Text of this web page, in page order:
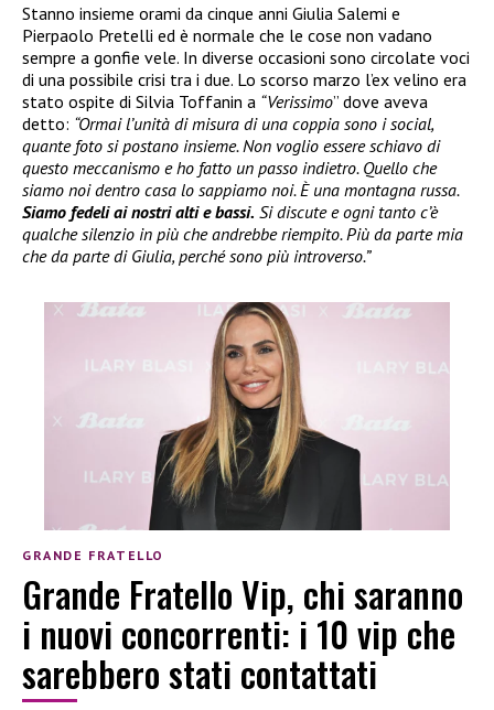
Stanno insieme orami da cinque anni Giulia Salemi e
Pierpaolo Pretelli ed è normale che le cose non vadano
sempre a gonfie vele. In diverse occasioni sono circolate voci
di una possibile crisi tra i due. Lo scorso marzo l’ex velino era
stato ospite di Silvia Toffanin a “Verissimo” dove aveva
detto: “Ormai l’unità di misura di una coppia sono i social,
quante foto si postano insieme. Non voglio essere schiavo di
questo meccanismo e ho fatto un passo indietro. Quello che
siamo noi dentro casa lo sappiamo noi. È una montagna russa.
Siamo fedeli ai nostri alti e bassi. Si discute e ogni tanto c’è
qualche silenzio in più che andrebbe riempito. Più da parte mia
che da parte di Giulia, perché sono più introverso.”
GRANDE FRATELLO
Grande Fratello Vip, chi saranno
i nuovi concorrenti: i 10 vip che
sarebbero stati contattati